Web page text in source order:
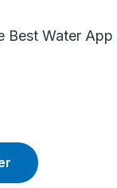
Best Water App